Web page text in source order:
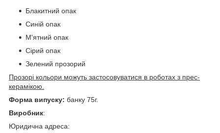
Блакитний опак
Синій опак
М'ятний опак
Сірий опак
Зелений прозорий
Прозорі кольори можуть застосовуватися в роботах з прес-
керамікою.
Форма випуску: банку 75г.
Виробник:
Юридична адреса: